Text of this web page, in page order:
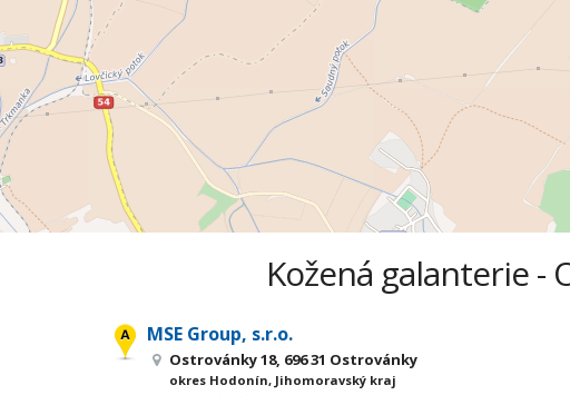
Kožená galanterie -
MSE Group, s.r.o.
Ostrovánky 18, 696 31 Ostrovánky
okres Hodonín, Jihomoravský kraj